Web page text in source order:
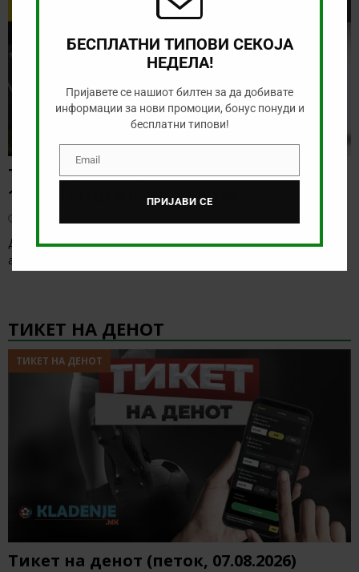
ТИП НА ДЕНОТ (07.08.2026,
19:00) САНДЕФЈОРД – КФУМ
Денес нема солидна понуда за обложување, а ние ќе го
анализираме дуелот од норвешката лига
ТИКЕТ НА ДЕНОТ
ТИКЕТ НА ДЕНОТ
Тикет на денот (петок, 07.08.2026)
БЕСПЛАТНИ ТИПОВИ СЕКОЈА
НЕДЕЛА!
Пријавете се нашиот билтен за да добивате
информации за нови промоции, бонус понуди и
бесплатни типови!
EmailEmail
ПРИЈАВИ СЕ